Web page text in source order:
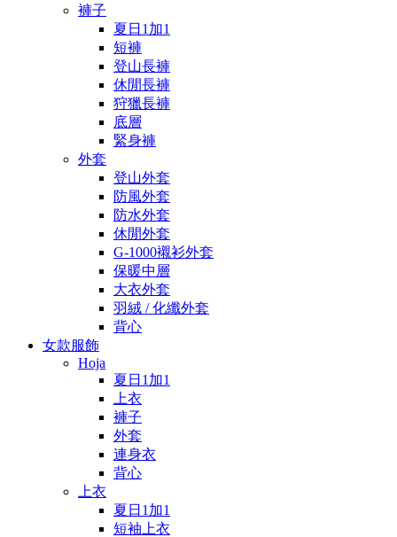
褲子
夏日1加1
短褲
登山長褲
休閒長褲
狩獵長褲
底層
緊身褲
外套
登山外套
防風外套
防水外套
休閒外套
G-1000襯衫外套
保暖中層
大衣外套
羽絨 / 化纖外套
背心
女款服飾
Hoja
夏日1加1
上衣
褲子
外套
連身衣
背心
上衣
夏日1加1
短袖上衣